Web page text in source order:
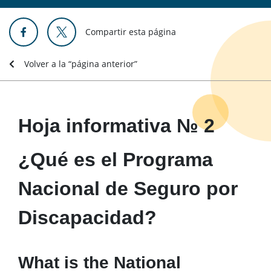
Compartir esta página
Volver a la “página anterior”
Hoja informativa № 2
¿Qué es el Programa
Nacional de Seguro por
Discapacidad?
What is the National